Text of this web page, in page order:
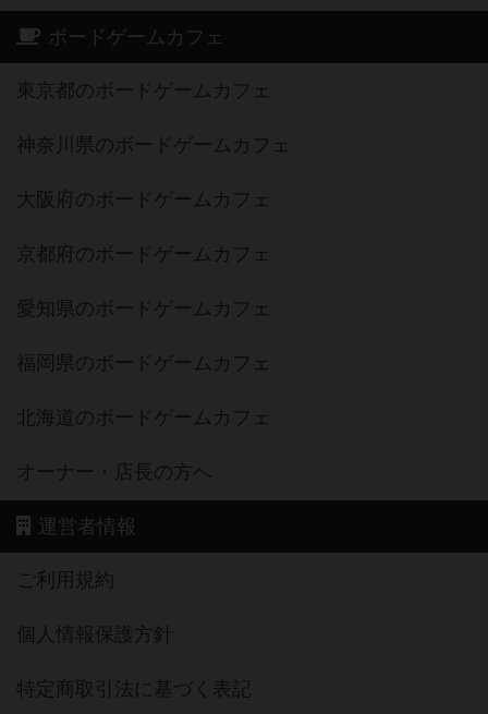
ボードゲームカフェ
東京都のボードゲームカフェ
神奈川県のボードゲームカフェ
大阪府のボードゲームカフェ
京都府のボードゲームカフェ
愛知県のボードゲームカフェ
福岡県のボードゲームカフェ
北海道のボードゲームカフェ
オーナー・店長の方へ
運営者情報
ご利用規約
個人情報保護方針
特定商取引法に基づく表記